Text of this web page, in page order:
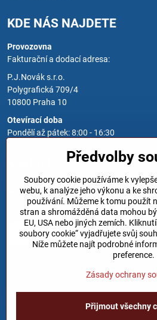
KDE NÁS NAJDETE
Provozovna
Fakturační a dodací adresa:
P.J.Novák s.r.o.
Polygrafická 709/4
10800 Praha 10
Otevírací doba
Pondělí až pátek: 8:00 - 16:30
Zavoláme Vám zpět
Váš telefon*
Předvolby
Soubory cookie používáme k
webu, k analýze jeho výkonu a ke
používání. Můžeme k tomu použít
stran a shromážděná data mohou
EU, USA nebo jiných zemích.
soubory cookie“ vyjadřujete svůj
Níže můžete najít podrobné
preference.
Zásady ochrany
Přijmout všechny